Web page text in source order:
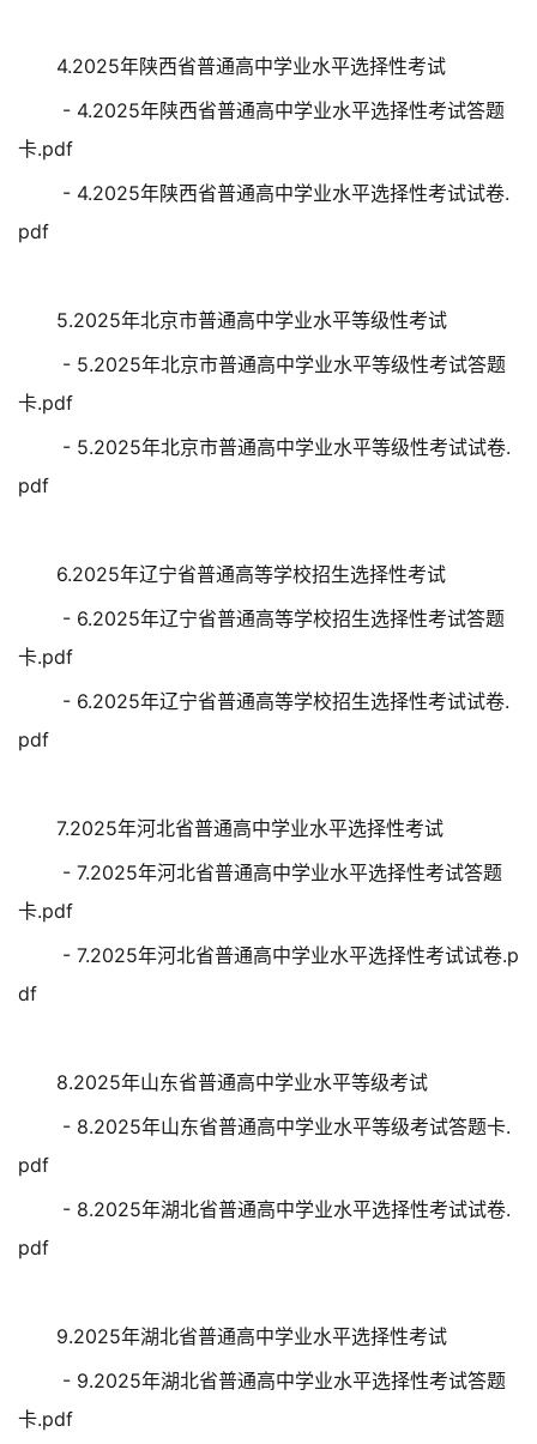
4.2025年陕西省普通高中学业水平选择性考试
- 4.2025年陕西省普通高中学业水平选择性考试答题
卡.pdf
- 4.2025年陕西省普通高中学业水平选择性考试试卷.
pdf
5.2025年北京市普通高中学业水平等级性考试
- 5.2025年北京市普通高中学业水平等级性考试答题
卡.pdf
- 5.2025年北京市普通高中学业水平等级性考试试卷.
pdf
6.2025年辽宁省普通高等学校招生选择性考试
- 6.2025年辽宁省普通高等学校招生选择性考试答题
卡.pdf
- 6.2025年辽宁省普通高等学校招生选择性考试试卷.
pdf
7.2025年河北省普通高中学业水平选择性考试
- 7.2025年河北省普通高中学业水平选择性考试答题
卡.pdf
- 7.2025年河北省普通高中学业水平选择性考试试卷.p
df
8.2025年山东省普通高中学业水平等级考试
- 8.2025年山东省普通高中学业水平等级考试答题卡.
pdf
- 8.2025年湖北省普通高中学业水平选择性考试试卷.
pdf
9.2025年湖北省普通高中学业水平选择性考试
- 9.2025年湖北省普通高中学业水平选择性考试答题
卡.pdf